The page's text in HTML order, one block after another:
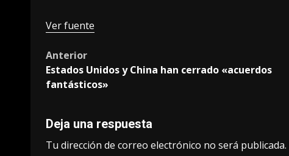
Ver fuente
Post
navigation
Anterior
Estados Unidos y China han cerrado «acuerdos
fantásticos»
Deja una respuesta
Tu dirección de correo electrónico no será publicada.